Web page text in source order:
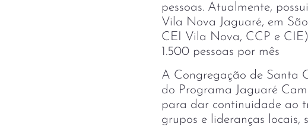
pessoas. Atualmente,
Vila Nova Jaguaré, em
CEI Vila Nova, CCP e
1.500 pessoas por mês
A Congregação de Santa
do Programa Jaguaré
para dar continuidade ao
grupos e lideranças locais,